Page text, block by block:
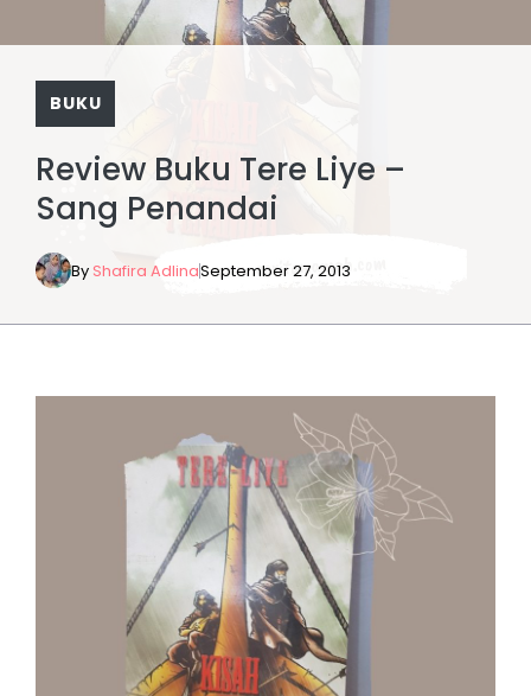
BUKU
Review Buku Tere Liye –
Sang Penandai
By Shafira AdlinaSeptember 27, 2013